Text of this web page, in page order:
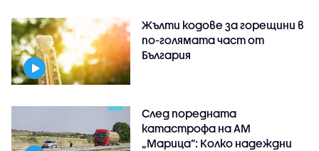
Жълти кодове за горещини в
по-голямата част от
България
След поредната
катастрофа на АМ
„Марица”: Колко надеждни